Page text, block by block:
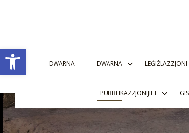
Open toolbar
DWARNA DWARNA LEĠIŻLAZZJONI
PUBBLIKAZZJONIJIET GIS